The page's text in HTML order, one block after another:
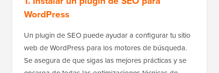
WordPress
Un plugin de SEO puede ayudar a configurar tu sitio
web de WordPress para los motores de búsqueda.
Se asegura de que sigas las mejores prácticas y se